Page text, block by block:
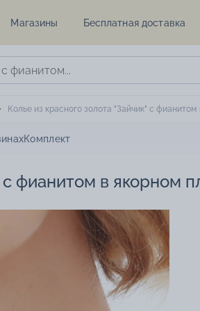
Магазины Бесплатная доставка
Колье из красного золота "Зайчик" с
Комплект
с фианитом в якорном